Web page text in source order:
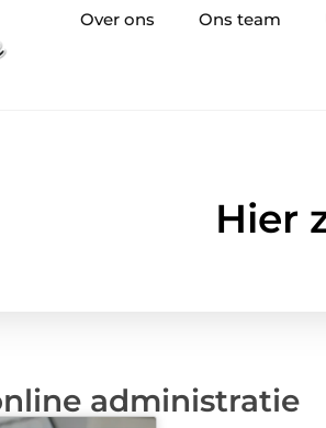
Over ons Ons team
Hier
administratie